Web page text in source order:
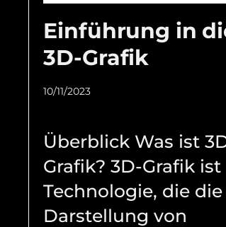
Einführung in
3D-Grafik
10/11/2023
Überblick Was ist
Grafik? 3D-Grafik
Technologie, die die
Darstellung von